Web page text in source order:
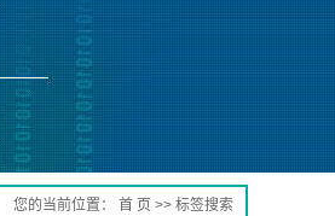
您的当前位置： 首 页 >> 标签搜索